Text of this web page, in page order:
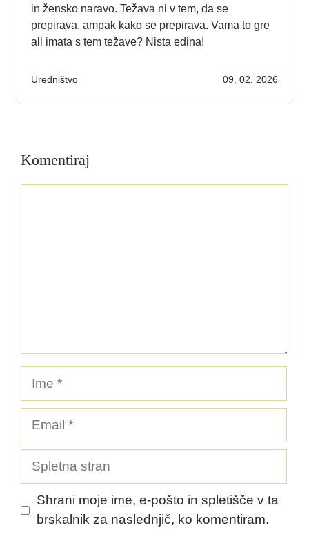
in žensko naravo. Težava ni v tem, da se
prepirava, ampak kako se prepirava. Vama to gre
ali imata s tem težave? Nista edina!
Uredništvo 09. 02. 2026
Komentiraj
Ime
Email
Spletna
stran
Shrani moje ime, e-pošto in spletišče v ta
brskalnik za naslednjič, ko komentiram.